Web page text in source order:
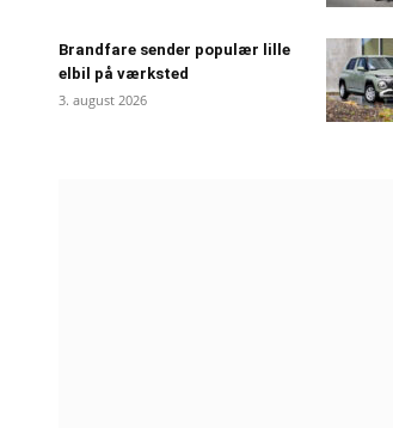
Brandfare sender populær lille
elbil på værksted
3. august 2026